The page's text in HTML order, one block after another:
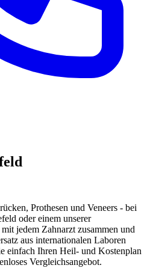
Prothesen und Veneers - bei
oder einem unserer
jedem Zahnarzt zusammen und
aus internationalen Laboren
einfach Ihren Heil- und Kostenplan
Vergleichsangebot.